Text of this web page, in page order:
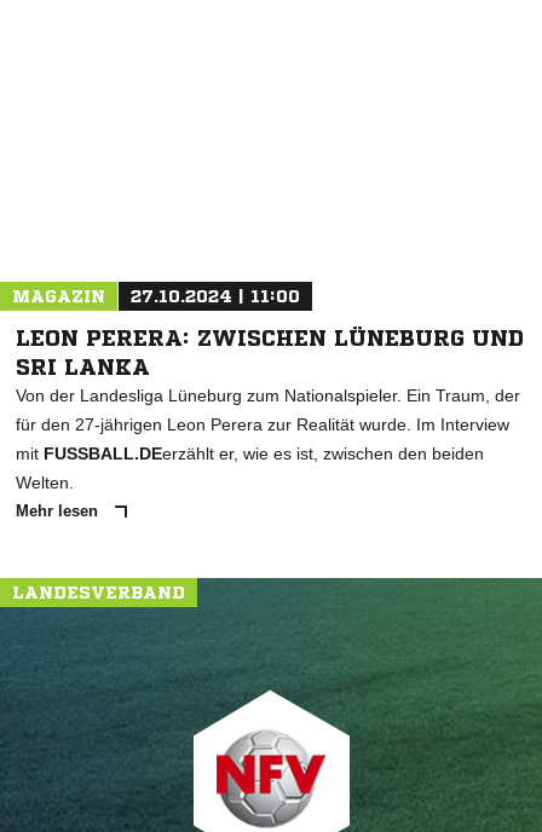
MAGAZIN 27.10.2024 | 11:00
LEON PERERA: ZWISCHEN LÜNEBURG UND
SRI LANKA
Von der Landesliga Lüneburg zum Nationalspieler. Ein Traum, der
für den 27-jährigen Leon Perera zur Realität wurde. Im Interview
mit FUSSBALL.DEerzählt er, wie es ist, zwischen den beiden
Welten.
Mehr lesen
LANDESVERBAND